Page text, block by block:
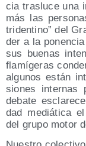
cia tras­lu­ce una
más las
tri­den­tino del
der a la
sus bue­nas
fla­mí­ge­ras
algu­nos están
sio­nes inter­nas
deba­te
dad mediá­ti­ca
del gru­po motor